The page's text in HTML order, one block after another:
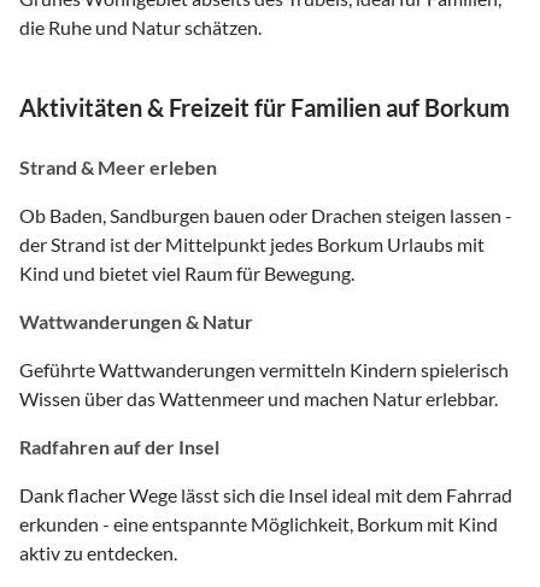
die Ruhe und Natur schätzen.
Aktivitäten & Freizeit für Familien auf Borkum
Strand & Meer erleben
Ob Baden, Sandburgen bauen oder Drachen steigen lassen -
der Strand ist der Mittelpunkt jedes Borkum Urlaubs mit
Kind und bietet viel Raum für Bewegung.
Wattwanderungen & Natur
Geführte Wattwanderungen vermitteln Kindern spielerisch
Wissen über das Wattenmeer und machen Natur erlebbar.
Radfahren auf der Insel
Dank flacher Wege lässt sich die Insel ideal mit dem Fahrrad
erkunden - eine entspannte Möglichkeit, Borkum mit Kind
aktiv zu entdecken.